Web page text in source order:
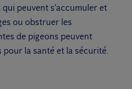
peuvent s'accumuler et
ou obstruer les
de pigeons peuvent
la santé et la sécurité.